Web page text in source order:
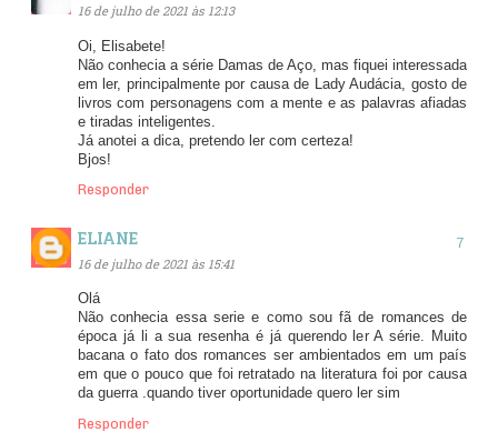
16 de julho de 2021 às 12:13
Oi, Elisabete!
Não conhecia a série Damas de Aço, mas fiquei interessada
em ler, principalmente por causa de Lady Audácia, gosto de
livros com personagens com a mente e as palavras afiadas
e tiradas inteligentes.
Já anotei a dica, pretendo ler com certeza!
Bjos!
Responder
ELIANE
16 de julho de 2021 às 15:41
Olá
Não conhecia essa serie e como sou fã de romances de
época já li a sua resenha é já querendo ler A série. Muito
bacana o fato dos romances ser ambientados em um país
em que o pouco que foi retratado na literatura foi por causa
da guerra .quando tiver oportunidade quero ler sim
Responder